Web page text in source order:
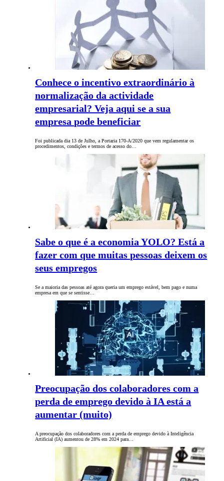
Conhece o incentivo extraordinário à
normalização da actividade
empresarial? Veja aqui se a sua
empresa pode beneficiar
Foi publicada dia 13 de Julho, a Portaria 170-A/2020 que vem regulamentar os
procedimentos, condições e termos de acesso do…
Sabe o que é a economia YOLO? Está a
fazer com que muitas pessoas deixem os
seus empregos
Se a maioria das pessoas até agora queria um emprego estável, bem pago e numa
empresa em que se sentisse…
Preocupação dos colaboradores com a
perda de emprego devido à IA está a
aumentar (muito)
A preocupação dos colaboradores com a perda de emprego devido à Inteligência
Artificial (IA) aumentou de 28% em 2024 para…